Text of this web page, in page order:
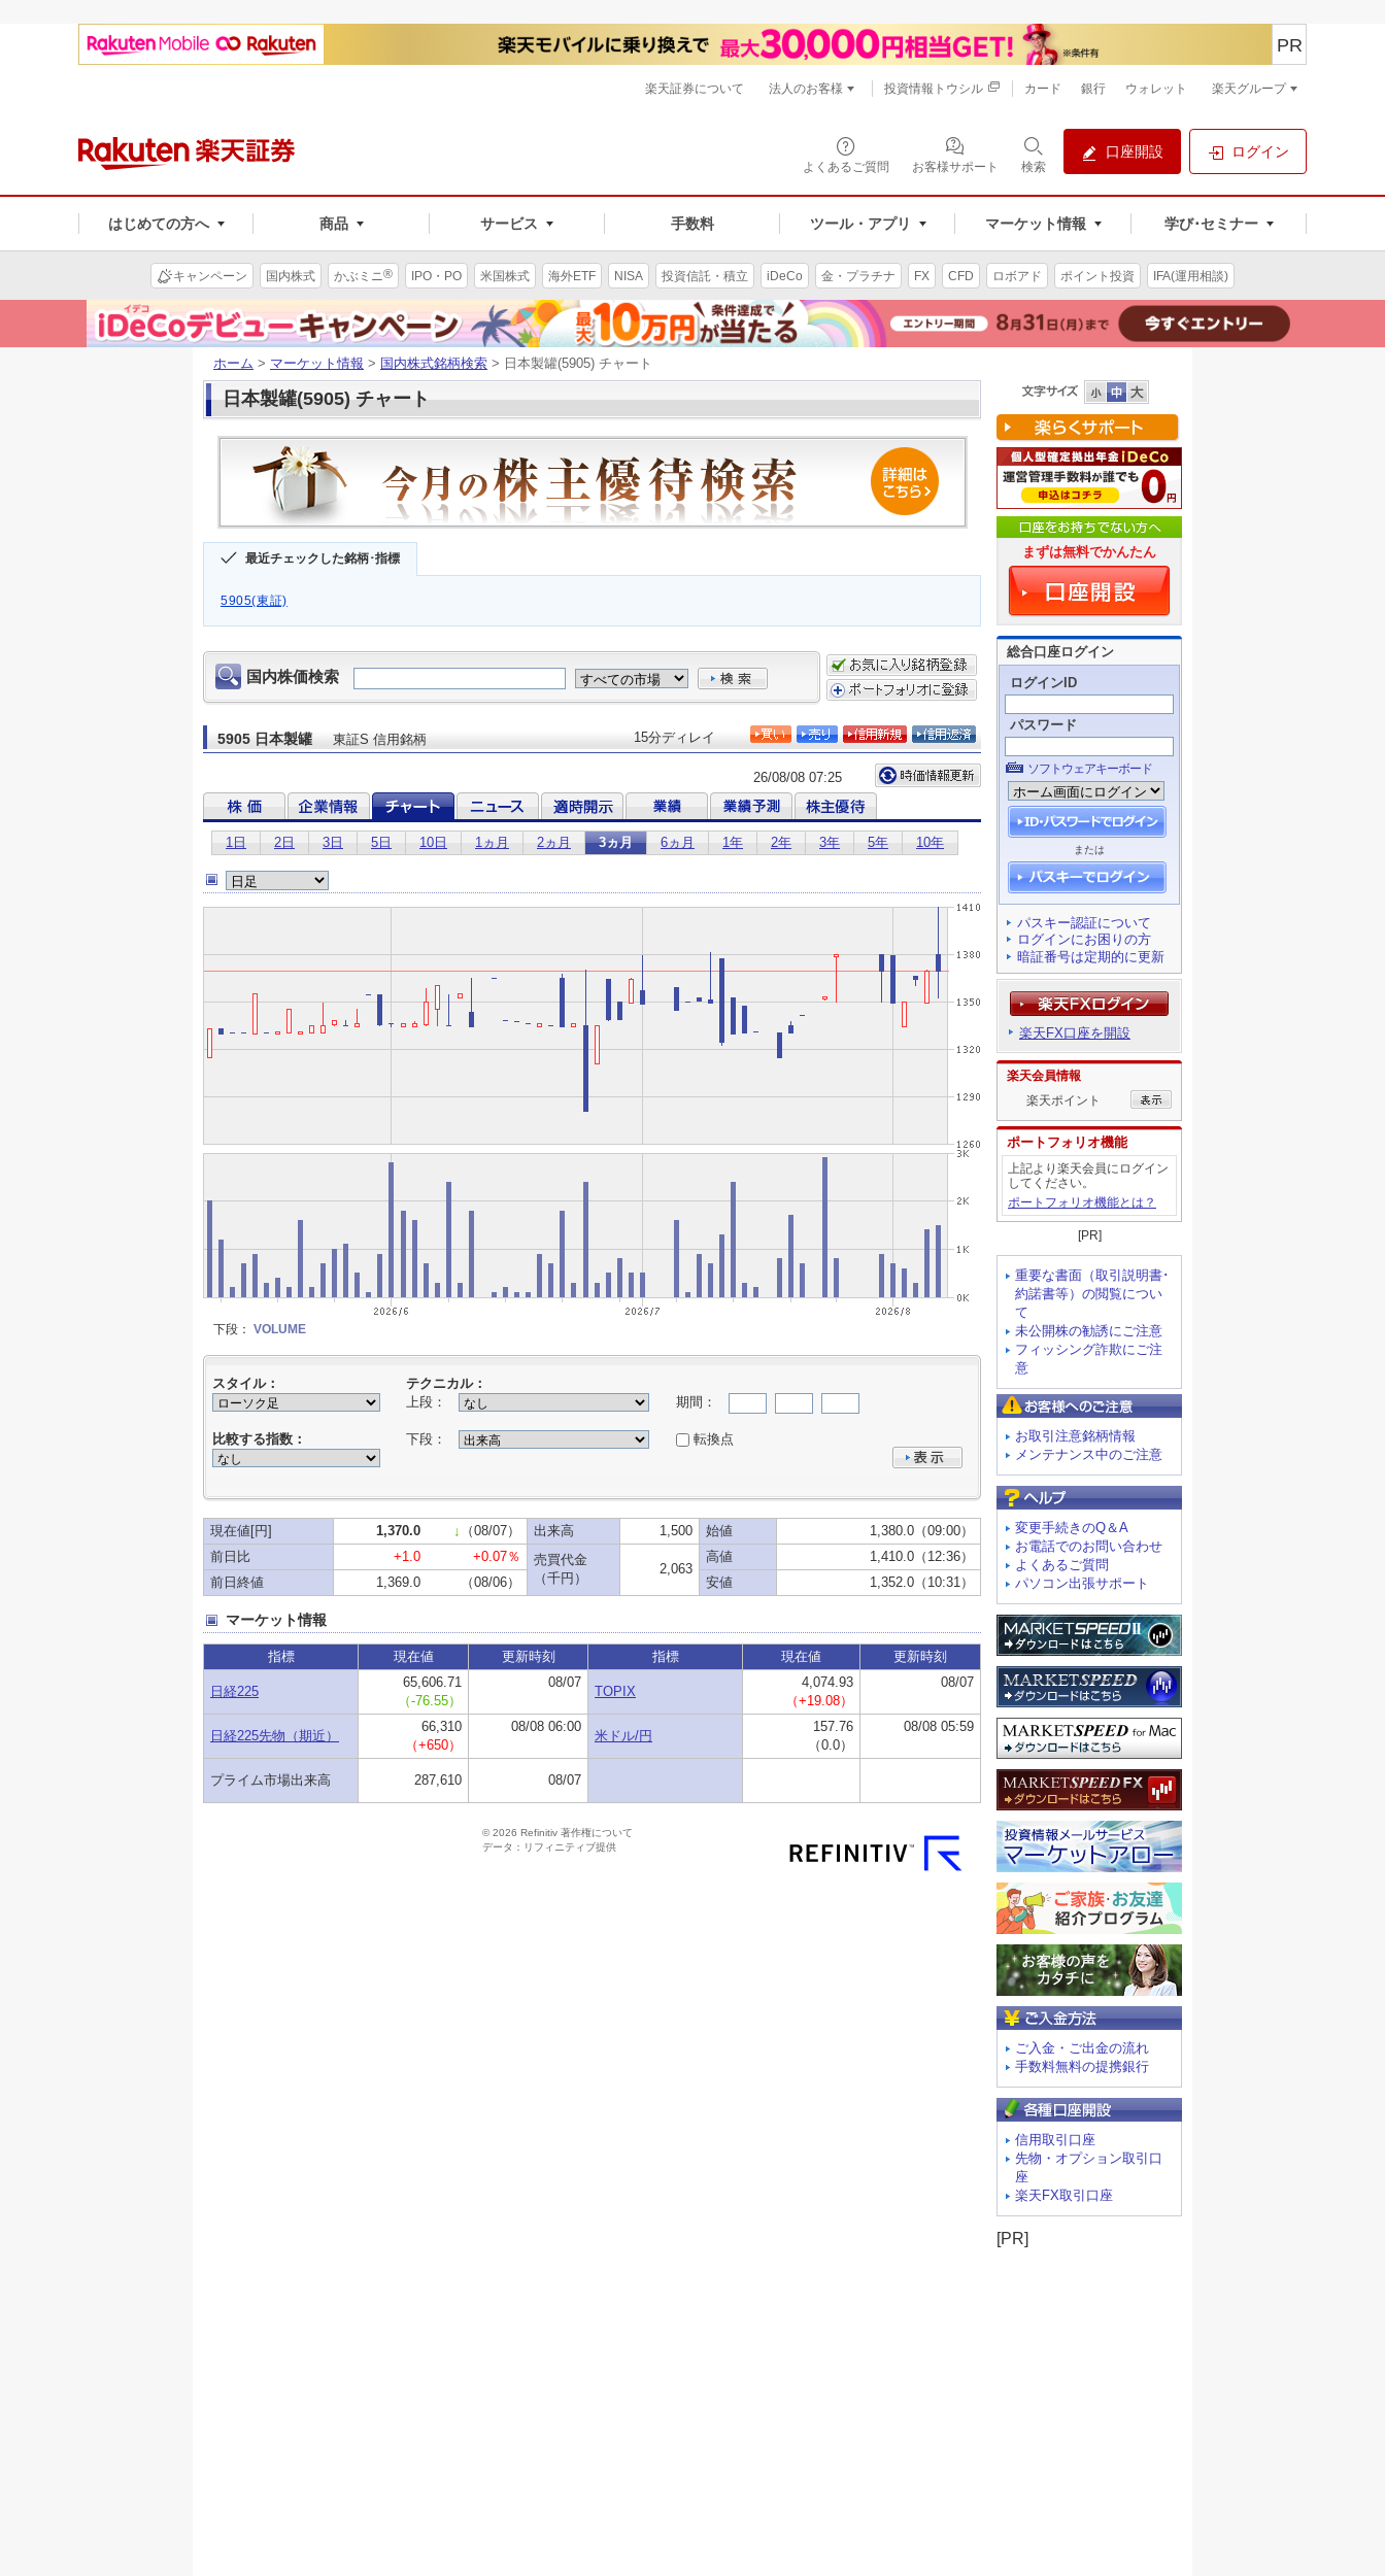
よくあるご質問 お客様サポート 検索
口座開設 ログイン
はじめての方へ 商品 サービス 手数料 ツール・アプリ マーケット情報 学び･セミナー
PR
楽天証券について 法人のお客様 投資情報トウシル カード 銀行 ウォレット 楽天グループ
キャンペーン 国内株式 かぶミニ® IPO・PO 米国株式 海外ETF NISA 投資信託・積立 iDeCo 金・プラチナ FX CFD ロボアド ポイント投資 IFA(運用相談)
ホーム > マーケット情報 > 国内株式銘柄検索 > 日本製罐(5905) チャート
日本製罐(5905) チャート
最近チェックした銘柄･指標
5905(東証)
まずは無料でかんたん
総合口座ログイン
ログインID
パスワード
ソフトウェアキーボード
または
パスキー認証について
ログインにお困りの方
暗証番号は定期的に更新
楽天FX口座を開設
楽天会員情報
楽天ポイント
ポートフォリオ機能
上記より楽天会員にログイン
してください。
ポートフォリオ機能とは？
[PR]
重要な書面（取引説明書･
約諾書等）の閲覧につい
て
未公開株の勧誘にご注意
フィッシング詐欺にご注
意
お取引注意銘柄情報
メンテナンス中のご注意
変更手続きのQ＆A
お電話でのお問い合わせ
よくあるご質問
パソコン出張サポート
ご入金・ご出金の流れ
手数料無料の提携銀行
信用取引口座
先物・オプション取引口
座
楽天FX取引口座
[PR]